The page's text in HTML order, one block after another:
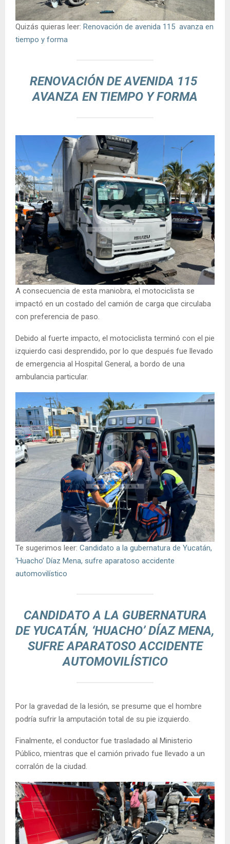
Quizás quieras leer: Renovación de avenida 115 avanza en
tiempo y forma
RENOVACIÓN DE AVENIDA 115
AVANZA EN TIEMPO Y FORMA
A consecuencia de esta maniobra, el motociclista se
impactó en un costado del camión de carga que circulaba
con preferencia de paso.
Debido al fuerte impacto, el motociclista terminó con el pie
izquierdo casi desprendido, por lo que después fue llevado
de emergencia al Hospital General, a bordo de una
ambulancia particular.
Te sugerimos leer: Candidato a la gubernatura de Yucatán,
‘Huacho’ Díaz Mena, sufre aparatoso accidente
automovilístico
CANDIDATO A LA GUBERNATURA
DE YUCATÁN, ‘HUACHO’ DÍAZ MENA,
SUFRE APARATOSO ACCIDENTE
AUTOMOVILÍSTICO
Por la gravedad de la lesión, se presume que el hombre
podría sufrir la amputación total de su pie izquierdo.
Finalmente, el conductor fue trasladado al Ministerio
Público, mientras que el camión privado fue llevado a un
corralón de la ciudad.